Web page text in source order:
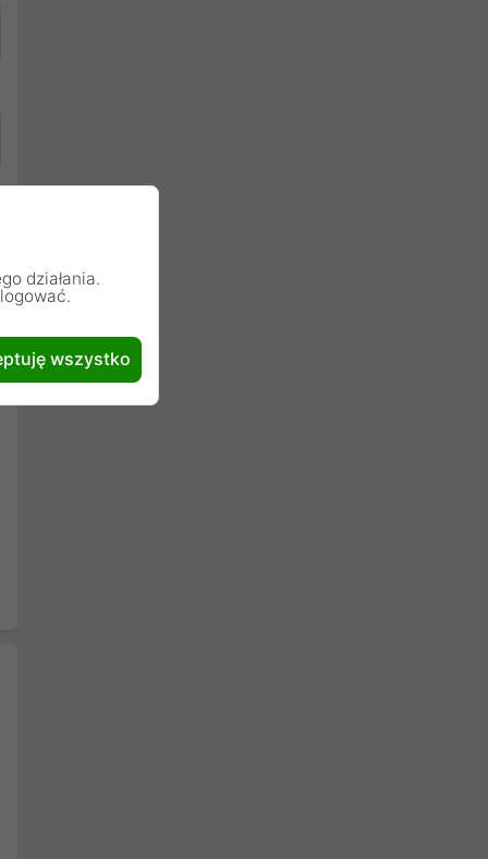
działania.
wszystko